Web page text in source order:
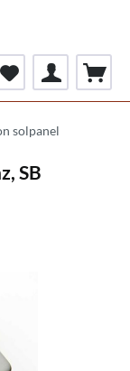
solpanel
SB